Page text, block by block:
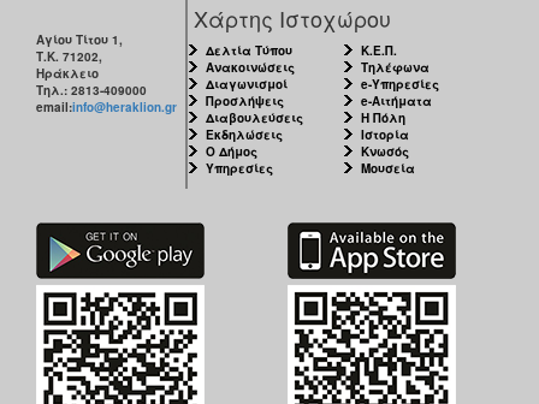
Αγίου Τίτου 1,
Τ.Κ. 71202,
Ηράκλειο
Τηλ.: 2813-409000
email:info@heraklion.gr
Χάρτης Ιστοχώρου
Δελτία Τύπου
Ανακοινώσεις
Διαγωνισμοί
Προσλήψεις
Διαβουλεύσεις
Εκδηλώσεις
Ο Δήμος
Υπηρεσίες
Κ.Ε.Π.
Τηλέφωνα
e-Υπηρεσίες
e-Αιτήματα
Η Πόλη
Ιστορία
Κνωσός
Μουσεία